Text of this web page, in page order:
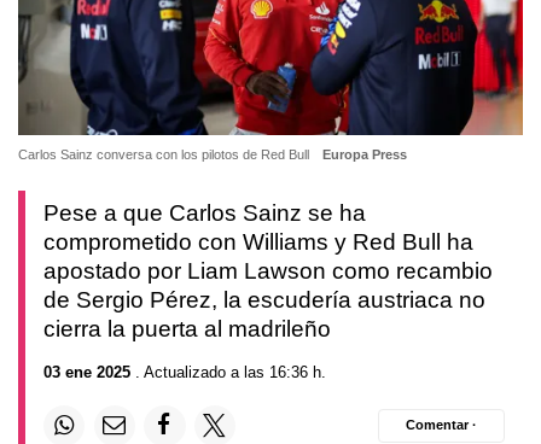
Carlos Sainz conversa con los pilotos de Red Bull Europa Press
Pese a que Carlos Sainz se ha
comprometido con Williams y Red Bull ha
apostado por Liam Lawson como recambio
de Sergio Pérez, la escudería austriaca no
cierra la puerta al madrileño
03 ene 2025 . Actualizado a las 16:36 h.
Comentar ·